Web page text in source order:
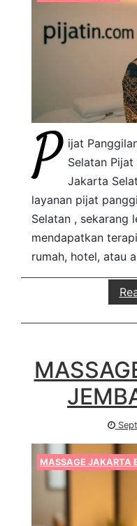
P ijat
Selatan Pijat
Jakarta
layanan pijat
Selatan , sekarang
mendapatkan
rumah, hotel, atau
MASSAGE JAKARTA